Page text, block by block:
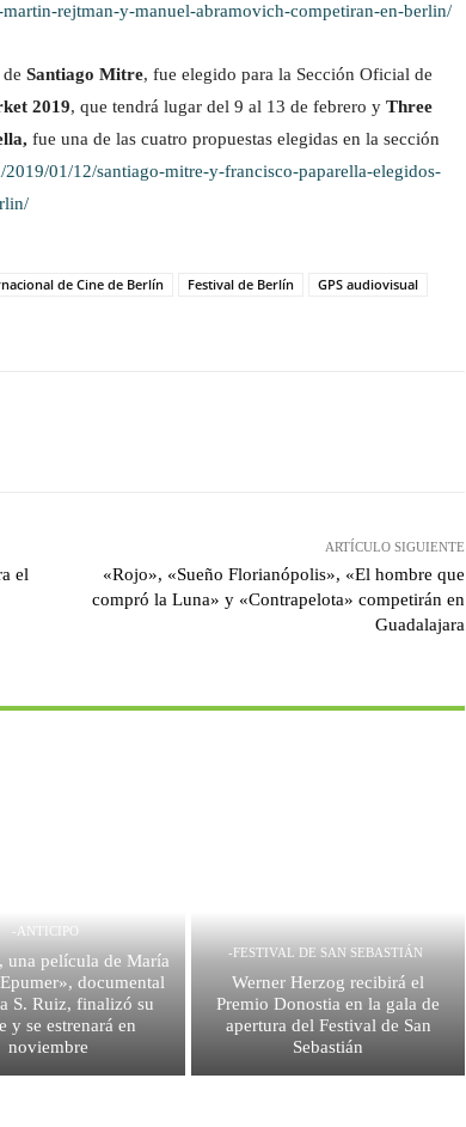
rejtman-y-manuel-abramovich-competiran-en-berlin/
de Santiago Mitre, fue elegido para la Sección Oficial de
2019, que tendrá lugar del 9 al 13 de febrero y Three
fue una de las cuatro propuestas elegidas en la sección
01/12/santiago-mitre-y-francisco-paparella-elegidos-
de Cine de Berlín Festival de Berlín
GPS audiovisual
el
ARTÍCULO SIGUIENTE
«Rojo», «Sueño Florianópolis», «El hombre que
compró la Luna» y «Contrapelota» competirán en
Guadalajara
-ANTICIPO
una película de María
documental
S. Ruiz, finalizó su
y se estrenará en
noviembre
-FESTIVAL DE SAN SEBASTIÁN
Werner Herzog recibirá el
Premio Donostia en la gala de
apertura del Festival de San
Sebastián